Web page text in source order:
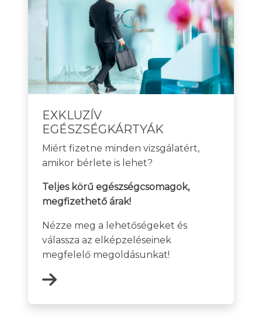
EXKLUZÍV
EGÉSZSÉGKÁRTYÁK
Miért fizetne minden vizsgálatért,
amikor bérlete is lehet?
Teljes körű egészségcsomagok,
megfizethető árak!
Nézze meg a lehetőségeket és
válassza az elképzeléseinek
megfelelő megoldásunkat!